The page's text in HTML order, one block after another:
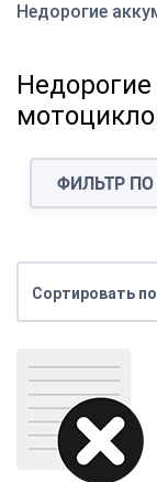
Недорогие
ФИЛЬТР
Сортировать